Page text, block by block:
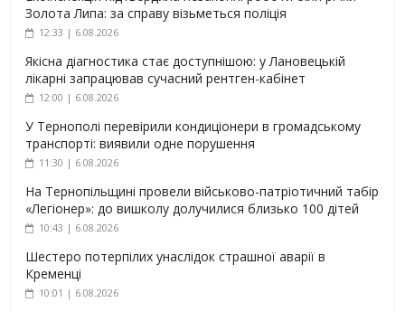
Золота Липа: за справу візьметься поліція
12:33 | 6.08.2026
Якісна діагностика стає доступнішою: у Лановецькій
лікарні запрацював сучасний рентген-кабінет
12:00 | 6.08.2026
У Тернополі перевірили кондиціонери в громадському
транспорті: виявили одне порушення
11:30 | 6.08.2026
На Тернопільщині провели військово-патріотичний табір
«Легіонер»: до вишколу долучилися близько 100 дітей
10:43 | 6.08.2026
Шестеро потерпілих унаслідок страшної аварії в
Кременці
10:01 | 6.08.2026